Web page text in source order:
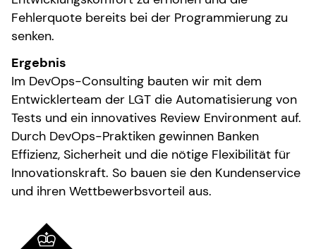
Fehlerquote bereits bei der Programmierung zu
senken.
Ergebnis
Im DevOps-Consulting bauten wir mit dem
Entwicklerteam der LGT die Automatisierung von
Tests und ein innovatives Review Environment auf.
Durch DevOps-Praktiken gewinnen Banken
Effizienz, Sicherheit und die nötige Flexibilität für
Innovationskraft. So bauen sie den Kundenservice
und ihren Wettbewerbsvorteil aus.